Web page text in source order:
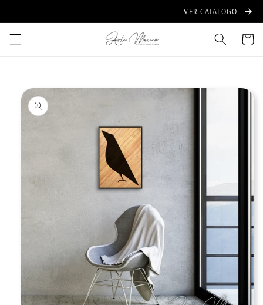
al contenido
VER CATALOGO
Carrito
directamente
información
del producto